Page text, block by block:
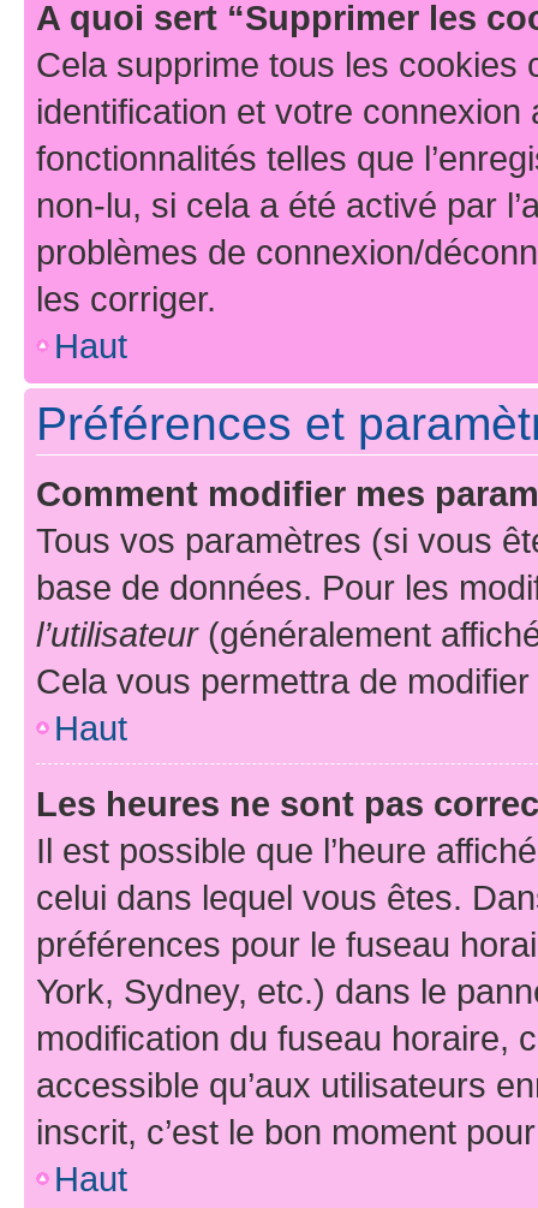
A quoi sert “Supprimer les
Cela supprime tous les cookies
identification et votre
fonctionnalités telles que
non-lu, si cela a été activé par
problèmes de connexion/
les corriger.
Haut
Préférences et
Comment modifier mes
Tous vos paramètres (si vous
base de données. Pour les
l’utilisateur(généralement
Cela vous permettra de
Haut
Les heures ne sont pas
Il est possible que l’heure
celui dans lequel vous êtes.
préférences pour le fuseau
York, Sydney, etc.) dans le
modification du fuseau horaire,
accessible qu’aux utilisateurs
inscrit, c’est le bon moment
Haut